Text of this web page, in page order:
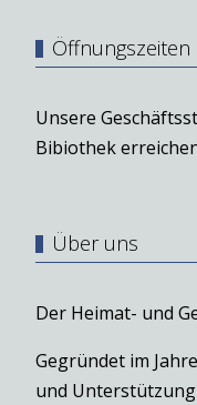
Öffnungszeiten
Unsere
Bibiothek
Über uns
Der Heimat- und
Gegründet im
und